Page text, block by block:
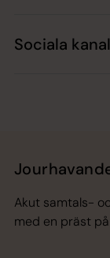
Sociala
Akut samtals-
med en präst